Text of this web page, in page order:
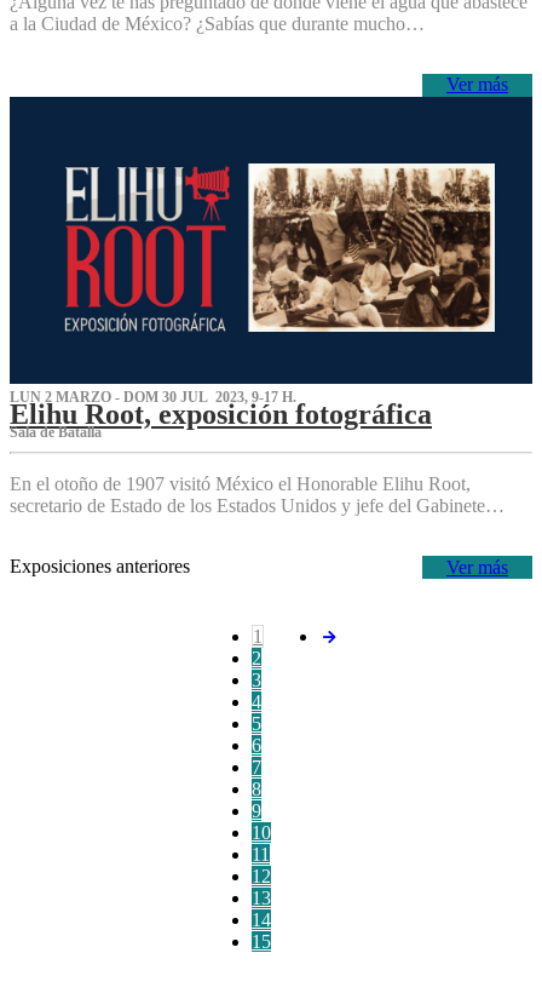
a la Ciudad de México? ¿Sabías que durante mucho…
Ver más
LUN 2 MARZO - DOM 30 JUL 2023, 9-17 H.
Elihu Root, exposición fotográfica
Sala de Batalla
En el otoño de 1907 visitó México el Honorable Elihu Root,
secretario de Estado de los Estados Unidos y jefe del Gabinete…
Ver más
Exposiciones anteriores
1
2
3
4
5
6
7
8
9
10
11
12
13
14
15